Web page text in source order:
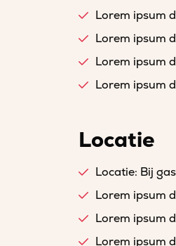
Lorem ipsum
Lorem ipsum
Lorem ipsum
Lorem ipsum
Locatie
Locatie: Bij
Lorem ipsum
Lorem ipsum
Lorem ipsum